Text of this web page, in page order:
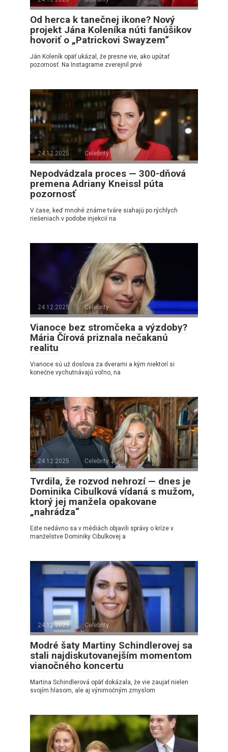
Od herca k tanečnej ikone? Nový
projekt Jána Koleníka núti fanúšikov
hovoriť o „Patrickovi Swayzem“
Ján Koleník opäť ukázal, že presne vie, ako upútať
pozornosť. Na Instagrame zverejnil prvé
24.12.2025 Celebrity
Nepodvádzala proces — 300-dňová
premena Adriany Kneissl púta
pozornosť
V čase, keď mnohé známe tváre siahajú po rýchlych
riešeniach v podobe injekcií na
24.12.2025 Celebrity
Vianoce bez stromčeka a výzdoby?
Mária Čírová priznala nečakanú
realitu
Vianoce sú už doslova za dverami a kým niektorí si
konečne vychutnávajú voľno, na
24.12.2025 Celebrity
Tvrdila, že rozvod nehrozí — dnes je
Dominika Cibulková vídaná s mužom,
ktorý jej manžela opakovane
„nahrádza“
Ešte nedávno sa v médiách objavili správy o kríze v
manželstve Dominiky Cibulkovej a
24.12.2025 Celebrity
Modré šaty Martiny Schindlerovej sa
stali najdiskutovanejším momentom
vianočného koncertu
Martina Schindlerová opäť dokázala, že vie zaujať nielen
svojím hlasom, ale aj výnimočným zmyslom